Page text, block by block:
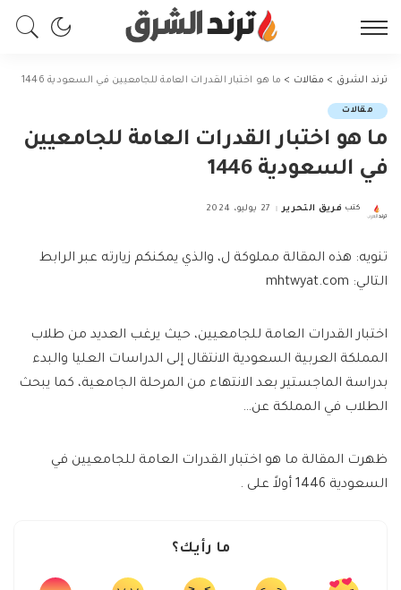
ترند الشرق > مقالات > ما هو اختبار القدرات العامة للجامعيين في السعودية 1446
مقالات
ما هو اختبار القدرات العامة للجامعيين
في السعودية 1446
Posted
كتب فريق التحرير 27 يوليو، 2024
تنويه: هذه المقالة مملوكة ل، والذي يمكنكم زيارته عبر الرابط
التالي: mhtwyat.com
اختبار القدرات العامة للجامعيين، حيث يرغب العديد من طلاب
المملكة العربية السعودية الانتقال إلى الدراسات العليا والبدء
بدراسة الماجستير بعد الانتهاء من المرحلة الجامعية، كما يبحث
الطلاب في المملكة عن…
ظهرت المقالة ما هو اختبار القدرات العامة للجامعيين في
السعودية 1446 أولاً على .
ما رأيك؟